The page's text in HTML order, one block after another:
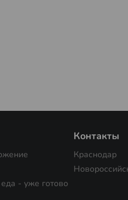
Контакты
Краснодар
- уже готово